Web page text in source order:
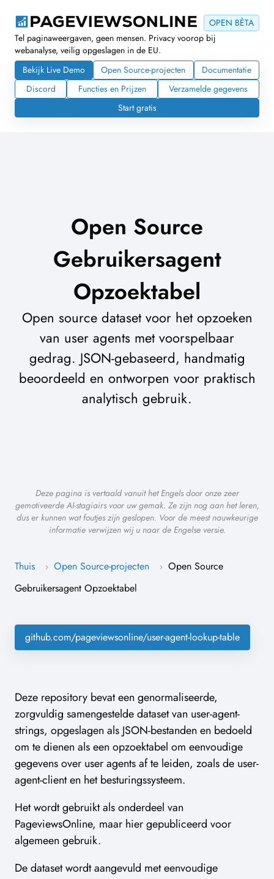
OPEN BÈTA
Tel paginaweergaven, geen mensen. Privacy voorop bij
webanalyse, veilig opgeslagen in de EU.
Bekijk Live Demo
Open Source-projecten
Documentatie
Discord
Functies en Prijzen
Verzamelde gegevens
Start gratis
Open Source
Gebruikersagent
Opzoektabel
Open source dataset voor het opzoeken
van user agents met voorspelbaar
gedrag. JSON-gebaseerd, handmatig
beoordeeld en ontworpen voor praktisch
analytisch gebruik.
Deze pagina is vertaald vanuit het Engels door onze zeer
gemotiveerde AI-stagiairs voor uw gemak. Ze zijn nog aan het leren,
dus er kunnen wat foutjes zijn geslopen. Voor de meest nauwkeurige
informatie verwijzen wij u naar de Engelse versie.
Thuis › Open Source-projecten › Open Source
Gebruikersagent Opzoektabel
github.com/pageviewsonline/user-agent-lookup-table
Deze repository bevat een genormaliseerde,
zorgvuldig samengestelde dataset van user-agent-
strings, opgeslagen als JSON-bestanden en bedoeld
om te dienen als een opzoektabel om eenvoudige
gegevens over user agents af te leiden, zoals de user-
agent-client en het besturingssysteem.
Het wordt gebruikt als onderdeel van
PageviewsOnline, maar hier gepubliceerd voor
algemeen gebruik.
De dataset wordt aangevuld met eenvoudige